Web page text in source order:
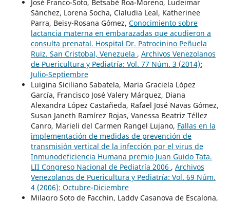
José Franco-Soto, Betsabé Roa-Moreno, Ludeimar
Sánchez, Lorena Socha, Claludia Leal, Katherinee
Parra, Beisy-Rosana Gómez, Conocimiento sobre
lactancia materna en embarazadas que acudieron a
consulta prenatal. Hospital Dr. Patrocinino Peñuela
Ruiz. San Cristobal, Venezuela , Archivos Venezolanos
de Puericultura y Pediatría: Vol. 77 Núm. 3 (2014):
Julio-Septiembre
Luigina Siciliano Sabatela, Maria Graciela López
García, Francisco José Valery Márquez, Diana
Alexandra López Castañeda, Rafael José Navas Gómez,
Susan Janeth Ramírez Rojas, Vanessa Beatriz Téllez
Canro, Marieli del Carmen Rangel Lujano, Fallas en la
implementación de medidas de prevención de
transmisión vertical de la infección por el virus de
Inmunodeficiencia Humana premio Juan Guido Tata.
LII Congreso Nacional de Pediatría 2006 , Archivos
Venezolanos de Puericultura y Pediatría: Vol. 69 Núm.
4 (2006): Octubre-Diciembre
Milagro Soto de Facchin, Laddy Casanova de Escalona,